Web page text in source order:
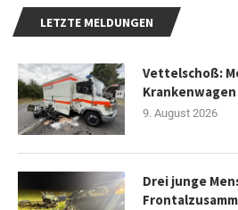
LETZTE MELDUNGEN
Vettelschoß:
9. August 2026
Drei junge